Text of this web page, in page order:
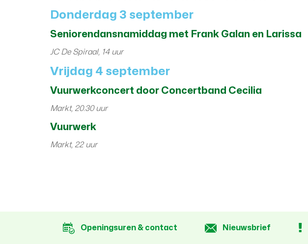
Donderdag 3 september
Seniorendansnamiddag met Frank Galan en Larissa
JC De Spiraal, 14 uur
Vrijdag 4 september
Vuurwerkconcert door Concertband Cecilia
Markt, 20.30 uur
Vuurwerk
Markt, 22 uur
Openingsuren & contact Nieuwsbrief